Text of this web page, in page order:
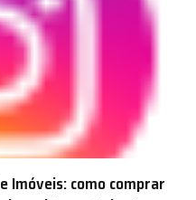
Imóveis: como comprar